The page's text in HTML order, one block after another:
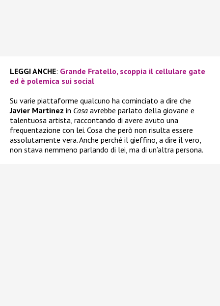
LEGGI ANCHE: Grande Fratello, scoppia il cellulare gate
ed è polemica sui social
Su varie piattaforme qualcuno ha cominciato a dire che
Javier Martinez in Casa avrebbe parlato della giovane e
talentuosa artista, raccontando di avere avuto una
frequentazione con lei. Cosa che però non risulta essere
assolutamente vera. Anche perché il gieffino, a dire il vero,
non stava nemmeno parlando di lei, ma di un’altra persona.